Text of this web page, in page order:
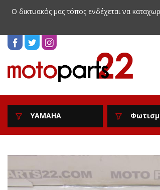
Ο δικτυακός μας τόπος ενδέχεται να
YAMAHA